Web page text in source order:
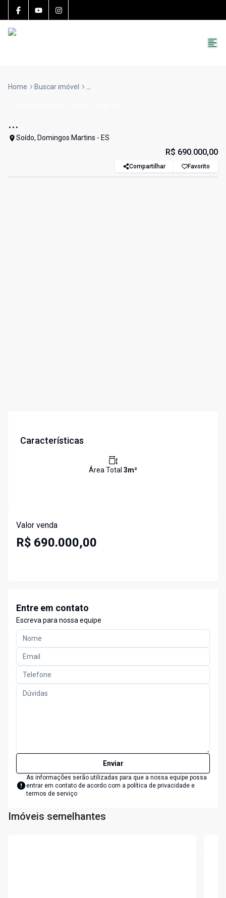
Home Buscar imóvel ...
...
Soído, Domingos Martins - ES
R$ 690.000,00
Compartilhar Favorito
Características
Área Total 3m²
Valor venda
R$ 690.000,00
Entre em contato
Escreva para nossa equipe
Enviar
As informações serão utilizadas para que a nossa equipe possa
entrar em contato de acordo com a política de privacidade e
termos de serviço
Imóveis semelhantes